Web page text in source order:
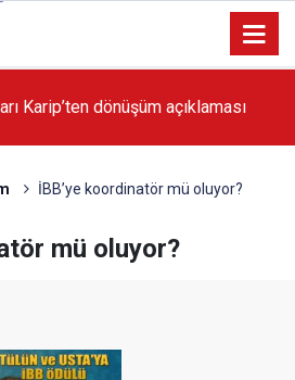
Karip’ten dönüşüm açıklaması
örnek proje gerçekleştirilecek'
İBB’ye koordinatör mü oluyor?
mü oluyor?